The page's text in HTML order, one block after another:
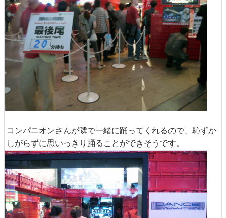
コンパニオンさんが隣で一緒に踊ってくれるので、恥ずか
しがらずに思いっきり踊ることができそうです。